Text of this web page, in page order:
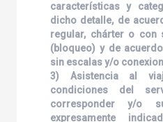
características y
dicho detalle, de
regular, chárter o con
(bloqueo) y de
sin escalas y/o
3) Asistencia al
condiciones del
corresponder y/o
expresamente